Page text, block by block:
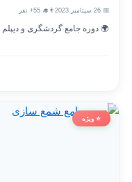
👨‍🎓 55+ نفر
🌍 دوره جامع گردشگری و دیپلم
⭐ ویژه